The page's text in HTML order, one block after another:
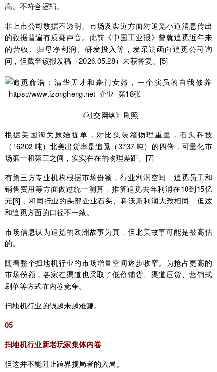
高。不符合逻辑。
非上市公司数据不透明、市场及渠道方面对追觅小道消息传出
的数据普遍有质疑声音。此前《中国工业报》曾就追觅近年来
的营收、归母净利润、研发投入等，发采访函向追觅公司询
问，但截至该报发稿（2026.05.28）未获答复。[5]
《社交网络》剧照
根据美国海关原始提单，对比集装箱物理重量，石头科技
（16202 吨）北美出货率是追觅（3737 吨）的四倍，可量化市
场第一和第三之间，实实在在的物理差距。[7]
有第三方专业机构根据市场份额，行业利润空间，追觅员工和
销售费用等方面做过统一测算，推算追觅去年利润在10到15亿
元[6]，和同行业的头部企业石头、科沃斯利润大致相同，但这
和追觅方面的口径不一致。
市场信息认为追觅的欧洲故事为真，但北美故事可能是被高估
的。
随着整个扫地机行业的市场增量空间逐步收窄。为抢占更高的
市场份额，各家在渠道也采取了低价铺货、渠道压货、营销式
刷单等方式在内卷竞争。
扫地机行业的钱越来越难赚。
05
扫地机行业新老玩家集体内卷
但这并不能阻止跨界搅局者的入局。